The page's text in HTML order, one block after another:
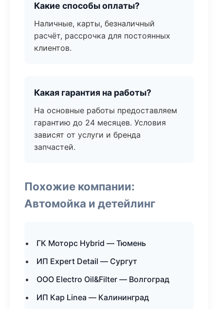
Какие способы оплаты?
Наличные, карты, безналичный
расчёт, рассрочка для постоянных
клиентов.
Какая гарантия на работы?
На основные работы предоставляем
гарантию до 24 месяцев. Условия
зависят от услуги и бренда
запчастей.
Похожие компании:
Автомойка и детейлинг
ГК Моторс Hybrid — Тюмень
ИП Expert Detail — Сургут
ООО Electro Oil&Filter — Волгоград
ИП Кар Linea — Калининград